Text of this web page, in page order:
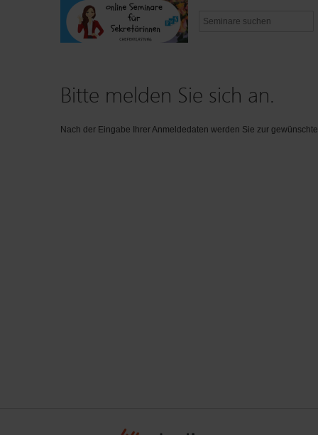
Bitte melden Sie sich an.
Nach der Eingabe Ihrer Anmeldedaten werden Sie zur